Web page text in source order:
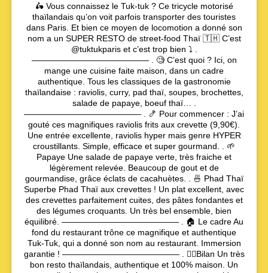
🛵 Vous connaissez le Tuk-tuk ? Ce tricycle motorisé
thaïlandais qu’on voit parfois transporter des touristes
dans Paris. Et bien ce moyen de locomotion a donné son
nom a un SUPER RESTO de street-food Thaï 🇹🇭 C’est
@tuktukparis et c’est trop bien ⤵️ .
—————————————— . 🧐 C’est quoi ? Ici, on
mange une cuisine faite maison, dans un cadre
authentique. Tous les classiques de la gastronomie
thaïlandaise : raviolis, curry, pad thaï, soupes, brochettes,
salade de papaye, boeuf thaï… .
—————————————— . 🍤 Pour commencer : J’ai
gouté ces magnifiques raviolis frits aux crevette (9,90€).
Une entrée excellente, raviolis hyper mais genre HYPER
croustillants. Simple, efficace et super gourmand. . 🌱
Papaye Une salade de papaye verte, très fraiche et
légèrement relevée. Beaucoup de gout et de
gourmandise, grâce éclats de cacahuètes. . 🍜 Phad Thaï
Superbe Phad Thaï aux crevettes ! Un plat excellent, avec
des crevettes parfaitement cuites, des pâtes fondantes et
des légumes croquants. Un très bel ensemble, bien
équilibré. —————————————— . 🏠 Le cadre Au
fond du restaurant trône ce magnifique et authentique
Tuk-Tuk, qui a donné son nom au restaurant. Immersion
garantie ! —————————————— . 🙋‍♂️Bilan Un très
bon resto thaïlandais, authentique et 100% maison. Un